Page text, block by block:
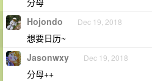
Hojondo Dec 19, 2018
想要日历~
Jasonwxy Dec 19, 2018
分母++